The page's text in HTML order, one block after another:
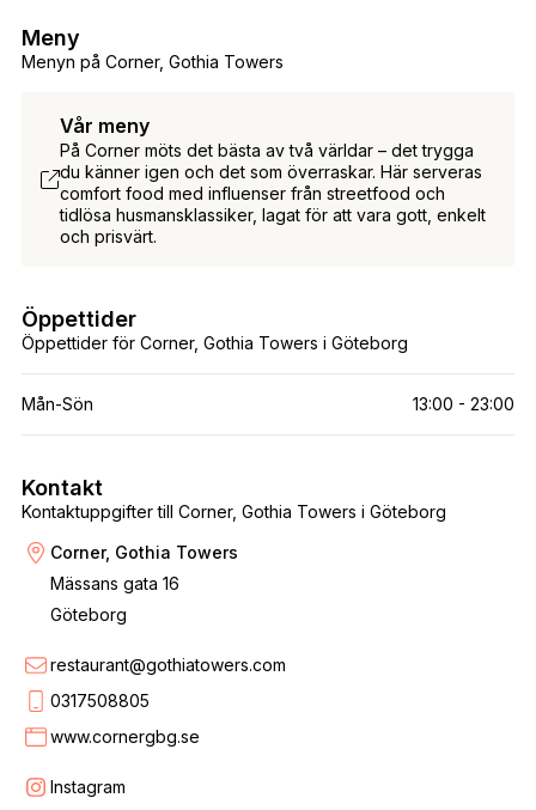
Menyn på Corner, Gothia Towers
Meny
Vår meny
På Corner möts det bästa av två världar – det trygga
du känner igen och det som överraskar. Här serveras
comfort food med influenser från streetfood och
tidlösa husmansklassiker, lagat för att vara gott, enkelt
och prisvärt.
Öppettider för Corner, Gothia Towers i Göteborg
Öppettider
Mån-Sön 13:00 - 23:00
Kontaktuppgifter till Corner, Gothia Towers i Göteborg
Kontakt
Corner, Gothia Towers
Mässans gata 16
Göteborg
restaurant@gothiatowers.com
0317508805
www.cornergbg.se
Instagram